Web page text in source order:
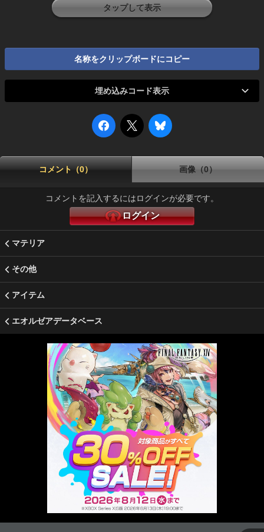
タップして表示
名称をクリップボードにコピー
埋め込みコード表示
コメント（0） 画像（0）
コメントを記入するにはログインが必要です。
ログイン
マテリア
その他
アイテム
エオルゼアデータベース